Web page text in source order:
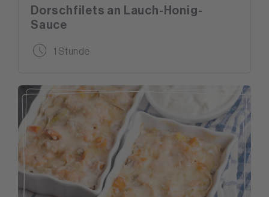
Dorschfilets an Lauch-Honig-
Sauce
1 Stunde